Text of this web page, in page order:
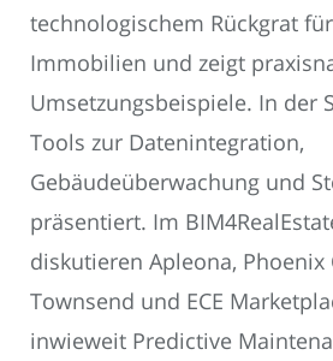
technologischem Rückgrat
Immobilien und zeigt
Umsetzungsbeispiele. In der
Tools zur Datenintegration,
Gebäudeüberwachung und
präsentiert. Im
diskutieren Apleona, Phoenix
Townsend und ECE
inwieweit Predictive